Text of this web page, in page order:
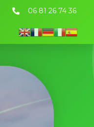
‭06 81 26 74 36‬